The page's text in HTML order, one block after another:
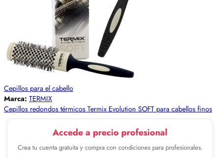
Cepillos para el cabello
Marca: TERMIX
Cepillos redondos térmicos Termix Evolution SOFT para cabellos finos
Accede a precio profesional
Crea tu cuenta gratuita y compra con condiciones para profesionales.